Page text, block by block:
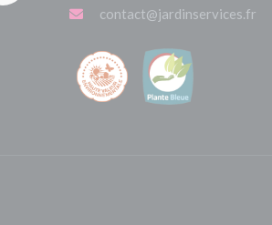
contact@jardinservices.fr